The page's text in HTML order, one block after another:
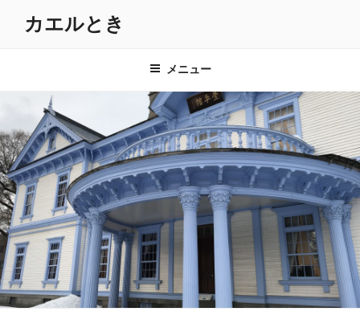
キ
ッ
プ
カエルとき
メニュー